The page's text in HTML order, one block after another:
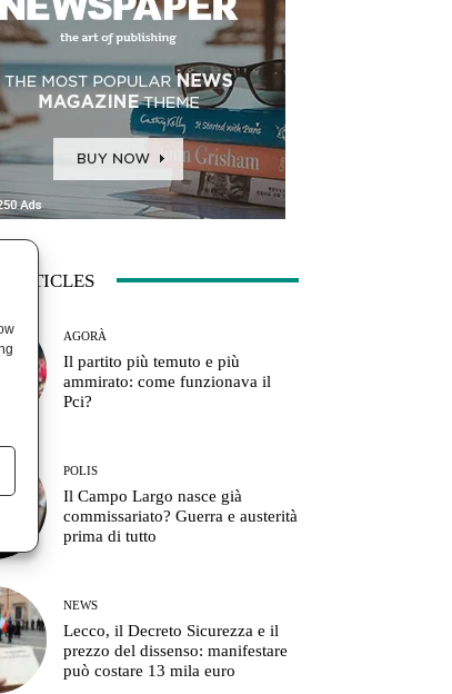
ARTICLES
AGORÀ
Il partito più temuto e più
ammirato: come funzionava il
Pci?
POLIS
Il Campo Largo nasce già
commissariato? Guerra e austerità
prima di tutto
NEWS
Lecco, il Decreto Sicurezza e il
prezzo del dissenso: manifestare
può costare 13 mila euro